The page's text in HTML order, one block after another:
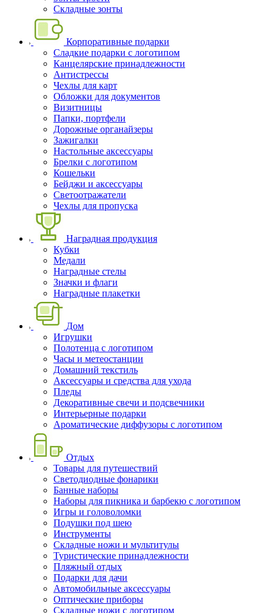
Складные зонты
Корпоративные подарки
Сладкие подарки с логотипом
Канцелярские принадлежности
Антистрессы
Чехлы для карт
Обложки для документов
Визитницы
Папки, портфели
Дорожные органайзеры
Зажигалки
Настольные аксессуары
Брелки с логотипом
Кошельки
Бейджи и аксессуары
Светоотражатели
Чехлы для пропуска
Наградная продукция
Кубки
Медали
Наградные стелы
Значки и флаги
Наградные плакетки
Дом
Игрушки
Полотенца с логотипом
Часы и метеостанции
Домашний текстиль
Аксессуары и средства для ухода
Пледы
Декоративные свечи и подсвечники
Интерьерные подарки
Ароматические диффузоры с логотипом
Отдых
Товары для путешествий
Светодиодные фонарики
Банные наборы
Наборы для пикника и барбекю с логотипом
Игры и головоломки
Подушки под шею
Инструменты
Складные ножи и мультитулы
Туристические принадлежности
Пляжный отдых
Подарки для дачи
Автомобильные аксессуары
Оптические приборы
Складные ножи с логотипом